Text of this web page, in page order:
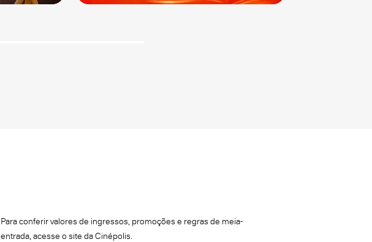
Para conferir valores de ingressos, promoções e regras de meia-
entrada, acesse o site da Cinépolis.